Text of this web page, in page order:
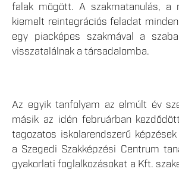
falak mögött. A szakmatanulás, a
kiemelt reintegrációs feladat
egy piacképes szakmával a
visszatalálnak a társadalomba.
Az egyik tanfolyam az elmúlt év
másik az idén februárban
tagozatos iskolarendszerű
a Szegedi Szakképzési Centrum
gyakorlati foglalkozásokat a Kft.